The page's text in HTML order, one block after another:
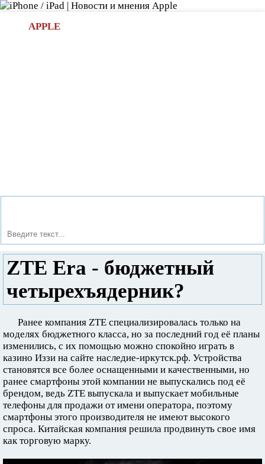
APPLE
ZTE Era - бюджетный
четырехъядерник?
Ранее компания ZTE специализировалась только на
моделях бюджетного класса, но за последний год её планы
изменились, с их помощью можно спокойно играть в
казино Иззи на сайте наследие-иркутск.рф. Устройства
становятся все более оснащенными и качественными, но
ранее смартфоны этой компании не выпускались под её
брендом, ведь ZTE выпускала и выпускает мобильные
телефоны для продажи от имени оператора, поэтому
смартфоны этого производителя не имеют высокого
спроса. Китайская компания решила продвинуть свое имя
как торговую марку.